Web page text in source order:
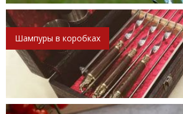
Шампуры в коробках